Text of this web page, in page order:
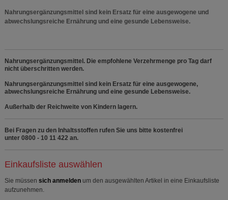
Nahrungsergänzungsmittel sind kein Ersatz für eine ausgewogene und
abwechslungsreiche Ernährung und eine gesunde Lebensweise.
Nahrungsergänzungsmittel. Die empfohlene Verzehrmenge pro Tag darf
nicht überschritten werden.
Nahrungsergänzungsmittel sind kein Ersatz für eine ausgewogene,
abwechslungsreiche Ernährung und eine gesunde Lebensweise.
Außerhalb der Reichweite von Kindern lagern.
Bei Fragen zu den Inhaltsstoffen rufen Sie uns bitte kostenfrei
unter 0800 - 10 11 422 an.
Einkaufsliste auswählen
Sie müssen sich anmelden um den ausgewählten Artikel in eine Einkaufsliste
aufzunehmen.